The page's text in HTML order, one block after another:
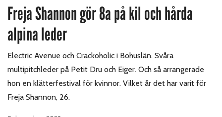
Freja Shannon gör 8a på kil och hårda
alpina leder
Electric Avenue och Crackoholic i Bohuslän. Svåra
multipitchleder på Petit Dru och Eiger. Och så arrangerade
hon en klätterfestival för kvinnor. Vilket år det har varit för
Freja Shannon, 26.